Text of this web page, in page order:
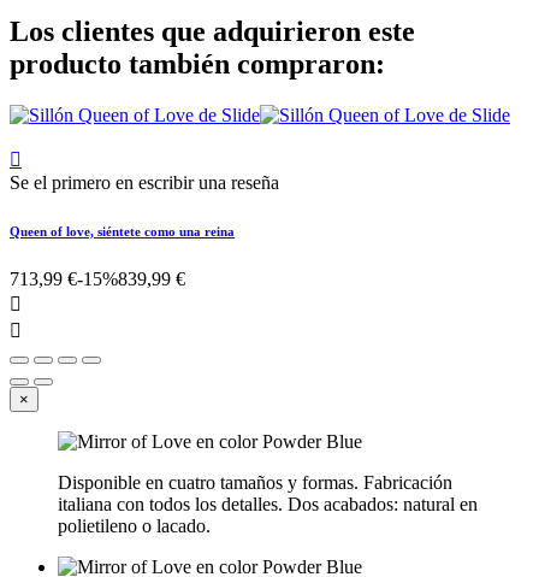
Los clientes que adquirieron este
producto también compraron:

Se el primero en escribir una reseña
Queen of love, siéntete como una reina
713,99 €-15%839,99 €


×
Disponible en cuatro tamaños y formas. Fabricación
italiana con todos los detalles. Dos acabados: natural en
polietileno o lacado.